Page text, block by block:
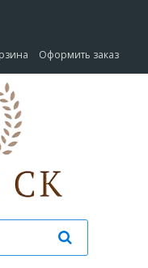
Оформить заказ